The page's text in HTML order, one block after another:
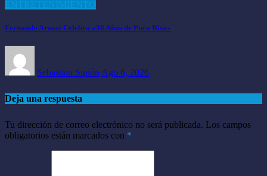
Fernando Armas Celebra «36 Años de Pura Risa»
Sebastian Sipión Ago 6, 2026
Deja una respuesta
Tu dirección de correo electrónico no será publicada. Los campos
obligatorios están marcados con *